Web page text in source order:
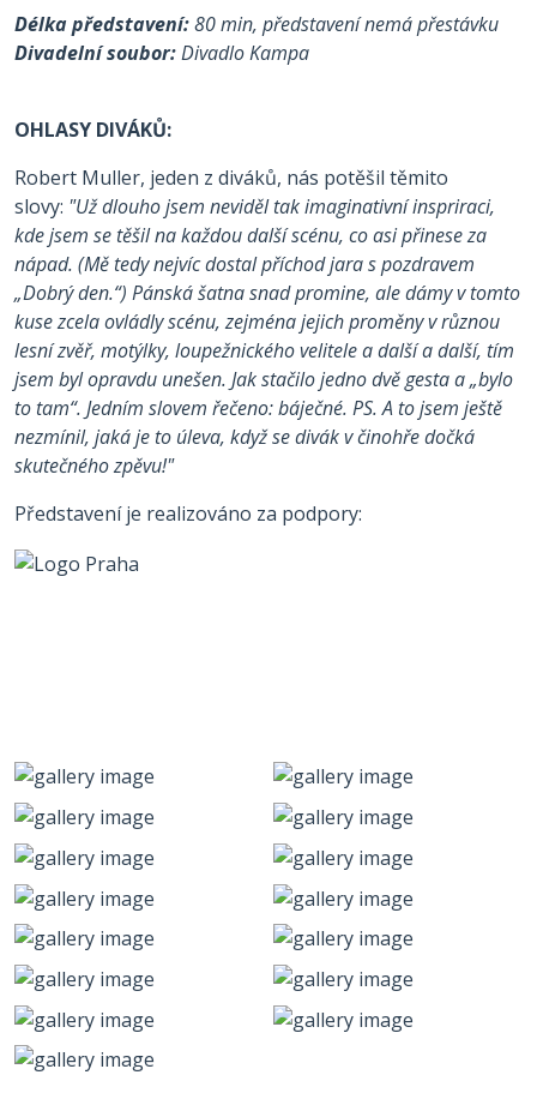
Délka představení:80 min, představení nemá přestávku
Divadelní soubor:Divadlo Kampa
OHLASY DIVÁKŮ:
Robert Muller, jeden z diváků, nás potěšil těmito
slovy: "Už dlouho jsem neviděl tak imaginativní inspriraci,
kde jsem se těšil na každou další scénu, co asi přinese za
nápad. (Mě tedy nejvíc dostal příchod jara s pozdravem
„Dobrý den.“) Pánská šatna snad promine, ale dámy v tomto
kuse zcela ovládly scénu, zejména jejich proměny v různou
lesní zvěř, motýlky, loupežnického velitele a další a další, tím
jsem byl opravdu unešen. Jak stačilo jedno dvě gesta a „bylo
to tam“. Jedním slovem řečeno: báječné. PS. A to jsem ještě
nezmínil, jaká je to úleva, když se divák v činohře dočká
skutečného zpěvu!"
Představení je realizováno za podpory: